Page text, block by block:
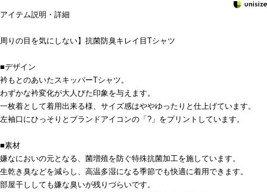
アイテム説明・詳細
周りの目を気にしない】抗菌防臭キレイ目Tシャツ
■デザイン
衿もとのあいたスキッパーTシャツ。
わずかな衿変化が大人びた印象を与えます。
一枚着として着用出来る様、サイズ感はややゆったりと仕上げています。
左袖口にひっそりとブランドアイコンの「?」をプリントしています。
■素材
嫌なにおいの元となる、菌増殖を防ぐ特殊抗菌加工を施しています。
生乾き臭などを減らし、高温多湿になる季節でも快適に着用できます。
部屋干ししても嫌な臭いが残りづらいです。